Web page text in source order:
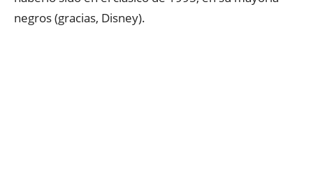
negros (gracias, Disney).